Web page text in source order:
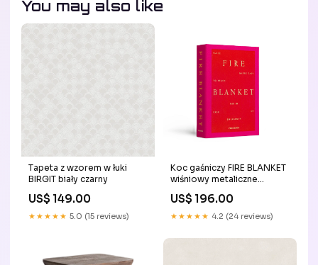
You may also like
Tapeta z wzorem w łuki
BIRGIT biały czarny
US$ 149.00
★★★★★ 5.0 (15 reviews)
Koc gaśniczy FIRE BLANKET
wiśniowy metaliczne
US$ 196.00
★★★★★ 4.2 (24 reviews)